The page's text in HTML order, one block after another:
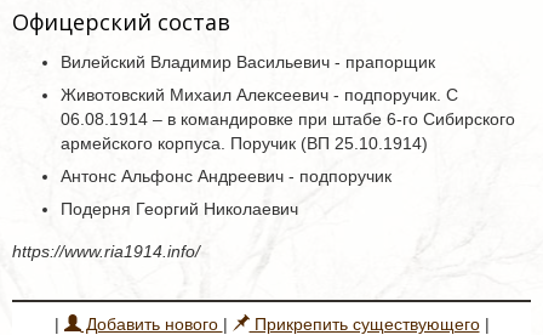
Офицерский состав
Вилейский Владимир Васильевич - прапорщик
Животовский Михаил Алексеевич - подпоручик. С
06.08.1914 – в командировке при штабе 6-го Сибирского
армейского корпуса. Поручик (ВП 25.10.1914)
Антонс Альфонс Андреевич - подпоручик
Подерня Георгий Николаевич
https://www.ria1914.info/
| Добавить нового | Прикрепить существующего|